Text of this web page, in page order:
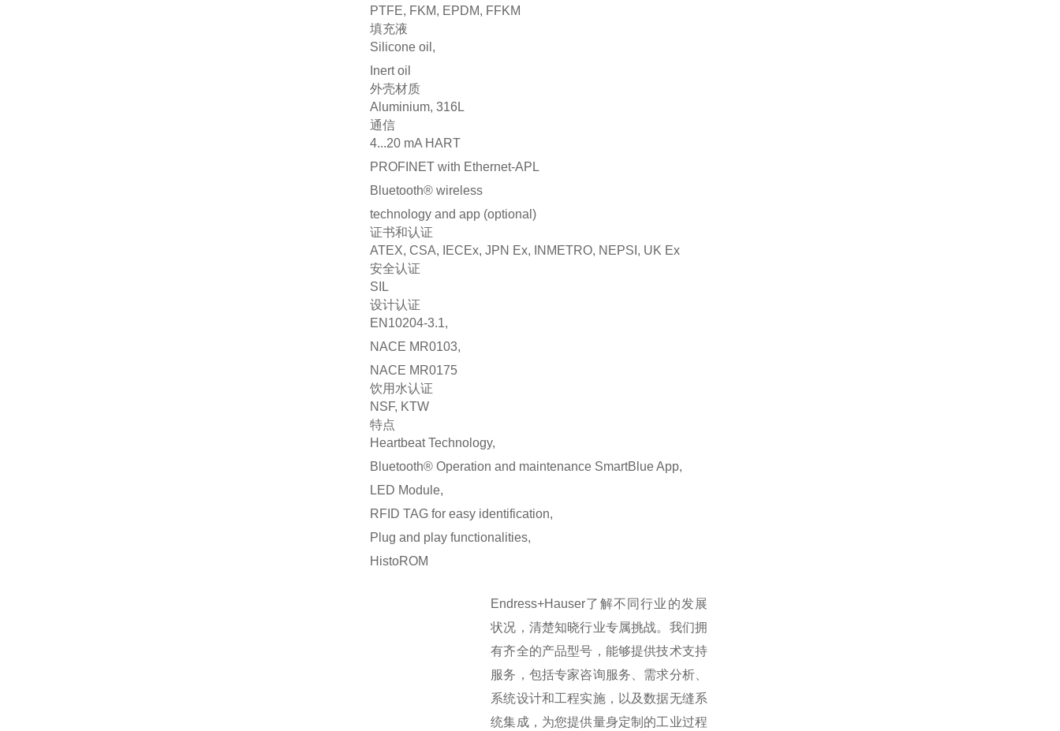
PTFE, FKM, EPDM, FFKM
填充液
Silicone oil,
Inert oil
外壳材质
Aluminium, 316L
通信
4...20 mA HART
PROFINET with Ethernet-APL
Bluetooth® wireless
technology and app (optional)
证书和认证
ATEX, CSA, IECEx, JPN Ex, INMETRO, NEPSI, UK Ex
安全认证
SIL
设计认证
EN10204-3.1,
NACE MR0103,
NACE MR0175
饮用水认证
NSF, KTW
特点
Heartbeat Technology,
Bluetooth® Operation and maintenance SmartBlue App,
LED Module,
RFID TAG for easy identification,
Plug and play functionalities,
HistoROM
Endress+Hauser了解不同行业的发展
状况，清楚知晓行业专属挑战。我们拥
有齐全的产品型号，能够提供技术支持
服务，包括专家咨询服务、需求分析、
系统设计和工程实施，以及数据无缝系
统集成，为您提供量身定制的工业过程